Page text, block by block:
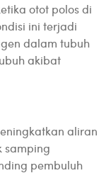
otot polos di
ini terjadi
dalam tubuh
akibat
aliran
samping
pembuluh